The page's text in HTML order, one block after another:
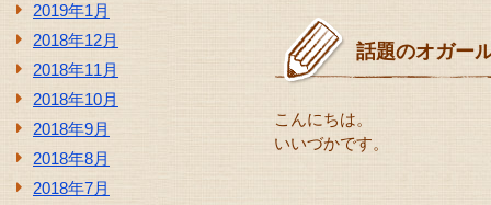
2019年1月
2018年12月
2018年11月
2018年10月
2018年9月
2018年8月
2018年7月
話題のオガー
こんにちは。
いいづかです。